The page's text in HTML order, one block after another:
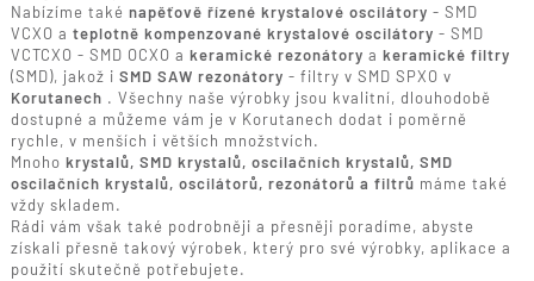
Nabízíme také napěťově řízené krystalové oscilátory - SMD
VCXO a teplotně kompenzované krystalové oscilátory - SMD
VCTCXO - SMD OCXO a keramické rezonátory a keramické filtry
(SMD), jakož i SMD SAW rezonátory - filtry v SMD SPXO v
Korutanech . Všechny naše výrobky jsou kvalitní, dlouhodobě
dostupné a můžeme vám je v Korutanech dodat i poměrně
rychle, v menších i větších množstvích.
Mnoho krystalů, SMD krystalů, oscilačních krystalů, SMD
oscilačních krystalů, oscilátorů, rezonátorů a filtrů máme také
vždy skladem.
Rádi vám však také podrobněji a přesněji poradíme, abyste
získali přesně takový výrobek, který pro své výrobky, aplikace a
použití skutečně potřebujete.